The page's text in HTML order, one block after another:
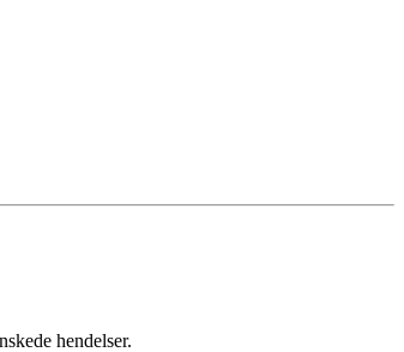
hendelser.